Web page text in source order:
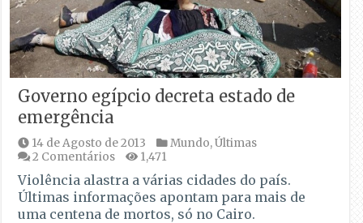
Governo egípcio decreta estado de
emergência
14 de Agosto de 2013 Mundo,Últimas
2 Comentários
1,471
Violência alastra a várias cidades do país.
Últimas informações apontam para mais de
uma centena de mortos, só no Cairo.